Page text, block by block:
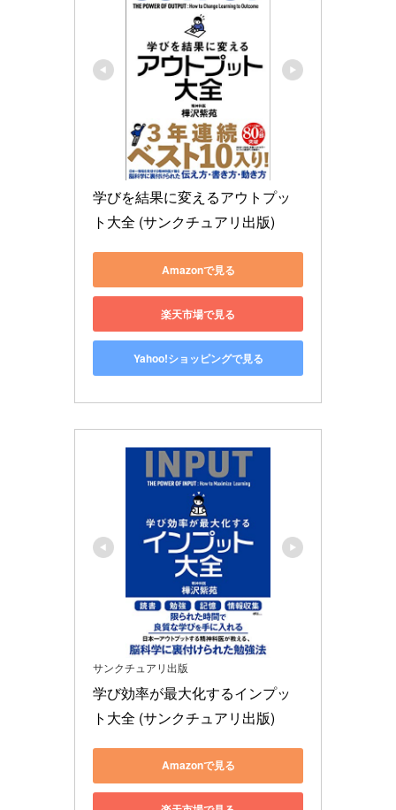
学びを結果に変えるアウトプッ
ト大全 (サンクチュアリ出版)
Amazonで見る
楽天市場で見る
Yahoo!ショッピングで見る
サンクチュアリ出版
学び効率が最大化するインプッ
ト大全 (サンクチュアリ出版)
Amazonで見る